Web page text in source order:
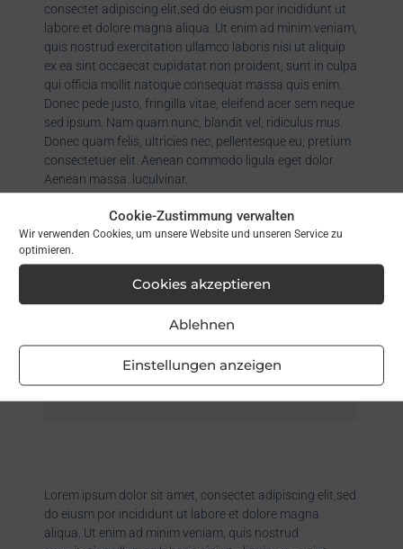
Cookie-Zustimmung verwalten
Wir verwenden Cookies, um unsere Website und unseren Service zu
optimieren.
Cookies akzeptieren
Ablehnen
Einstellungen anzeigen
consectet adipiscing elit,sed do eiusm por incididunt ut
labore et dolore magna aliqua. Ut enim ad minim veniam,
quis nostrud exercitation ullamco laboris nisi ut aliquip
ex ea sint occaecat cupidatat non proident, sunt in culpa
qui officia mollit natoque consequat massa quis enim.
Donec pede justo, fringilla vitae, eleifend acer sem neque
sed ipsum. Nam quam nunc, blandit vel, ridiculus mus.
Donec quam felis, ultricies nec, pellentesque eu, pretium
consectetuer elit. Aenean commodo ligula eget dolor.
Aenean massa. luculvinar.
Lorem ipsum dolor sit amet, consectet adipiscing elit,sed
do eiusm por incididunt ut labore et dolore magna
aliqua. Ut enim ad minim veniam, quis nostrud